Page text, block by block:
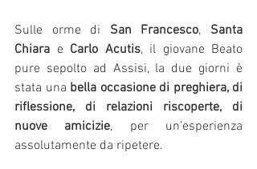
Sulle orme di San Francesco, Santa
Chiara e Carlo Acutis, il giovane Beato
pure sepolto ad Assisi, la due giorni è
stata una bella occasione di preghiera, di
riflessione, di relazioni riscoperte, di
nuove amicizie, per un'esperienza
assolutamente da ripetere.